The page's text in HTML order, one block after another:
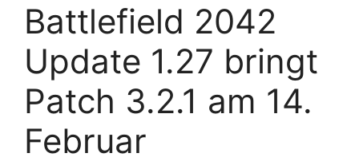
Battlefield 2042
Update 1.27 bringt
Patch 3.2.1 am 14.
Februar